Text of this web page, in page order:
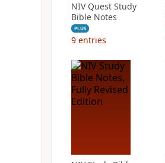
NIV Quest Study
Bible Notes
PLUS
9 entries